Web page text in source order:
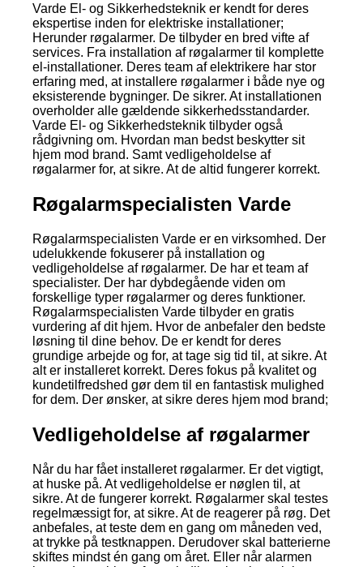
Varde El- og Sikkerhedsteknik er kendt for deres
ekspertise inden for elektriske installationer;
Herunder røgalarmer. De tilbyder en bred vifte af
services. Fra installation af røgalarmer til komplette
el-installationer. Deres team af elektrikere har stor
erfaring med, at installere røgalarmer i både nye og
eksisterende bygninger. De sikrer. At installationen
overholder alle gældende sikkerhedsstandarder.
Varde El- og Sikkerhedsteknik tilbyder også
rådgivning om. Hvordan man bedst beskytter sit
hjem mod brand. Samt vedligeholdelse af
røgalarmer for, at sikre. At de altid fungerer korrekt.
Røgalarmspecialisten Varde
Røgalarmspecialisten Varde er en virksomhed. Der
udelukkende fokuserer på installation og
vedligeholdelse af røgalarmer. De har et team af
specialister. Der har dybdegående viden om
forskellige typer røgalarmer og deres funktioner.
Røgalarmspecialisten Varde tilbyder en gratis
vurdering af dit hjem. Hvor de anbefaler den bedste
løsning til dine behov. De er kendt for deres
grundige arbejde og for, at tage sig tid til, at sikre. At
alt er installeret korrekt. Deres fokus på kvalitet og
kundetilfredshed gør dem til en fantastisk mulighed
for dem. Der ønsker, at sikre deres hjem mod brand;
Vedligeholdelse af røgalarmer
Når du har fået installeret røgalarmer. Er det vigtigt,
at huske på. At vedligeholdelse er nøglen til, at
sikre. At de fungerer korrekt. Røgalarmer skal testes
regelmæssigt for, at sikre. At de reagerer på røg. Det
anbefales, at teste dem en gang om måneden ved,
at trykke på testknappen. Derudover skal batterierne
skiftes mindst én gang om året. Eller når alarmen